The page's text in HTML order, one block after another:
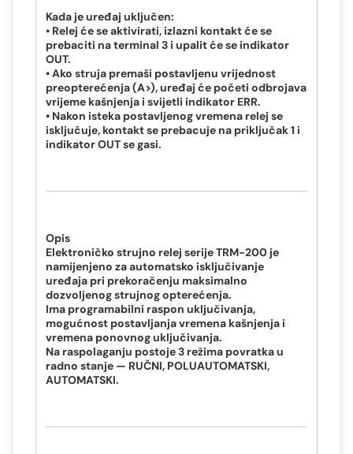
Kada je uređaj uključen:
• Relej će se aktivirati, izlazni kontakt će se
prebaciti na terminal 3 i upalit će se indikator
OUT.
• Ako struja premaši postavljenu vrijednost
preopterećenja (A>), uređaj će početi odbrojava
vrijeme kašnjenja i svijetli indikator ERR.
• Nakon isteka postavljenog vremena relej se
isključuje, kontakt se prebacuje na priključak 1 i
indikator OUT se gasi.
Opis
Elektroničko strujno relej serije TRM-200 je
namijenjeno za automatsko isključivanje
uređaja pri prekoračenju maksimalno
dozvoljenog strujnog opterećenja.
Ima programabilni raspon uključivanja,
mogućnost postavljanja vremena kašnjenja i
vremena ponovnog uključivanja.
Na raspolaganju postoje 3 režima povratka u
radno stanje — RUČNI, POLUAUTOMATSKI,
AUTOMATSKI.